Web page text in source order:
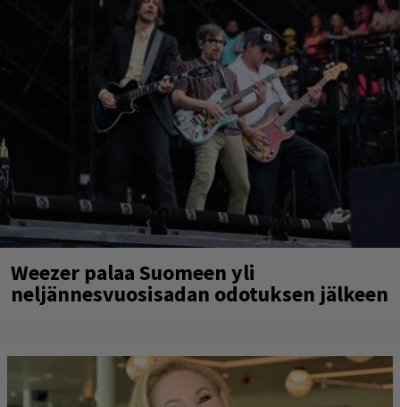
Weezer palaa Suomeen yli
neljännesvuosisadan odotuksen jälkeen